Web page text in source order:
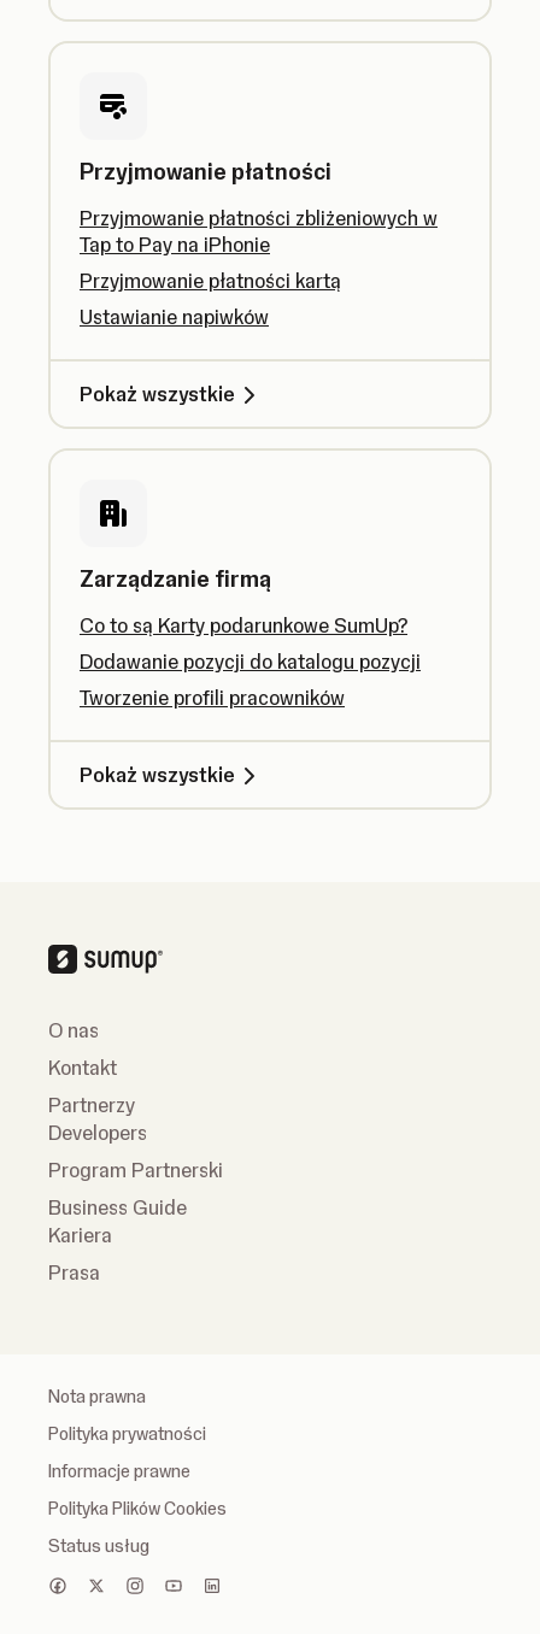
Przyjmowanie płatności
Przyjmowanie płatności zbliżeniowych w
Tap to Pay na iPhonie
Przyjmowanie płatności kartą
Ustawianie napiwków
Pokaż wszystkie
Zarządzanie firmą
Co to są Karty podarunkowe SumUp?
Dodawanie pozycji do katalogu pozycji
Tworzenie profili pracowników
Pokaż wszystkie
O nas
Kontakt
Partnerzy
Developers
Program Partnerski
Business Guide
Kariera
Prasa
Nota prawna
Polityka prywatności
Informacje prawne
Polityka Plików Cookies
Status usług